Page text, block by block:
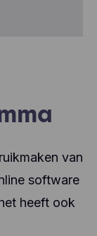
van
software
heeft ook